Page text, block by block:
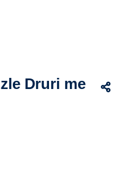
Druri me